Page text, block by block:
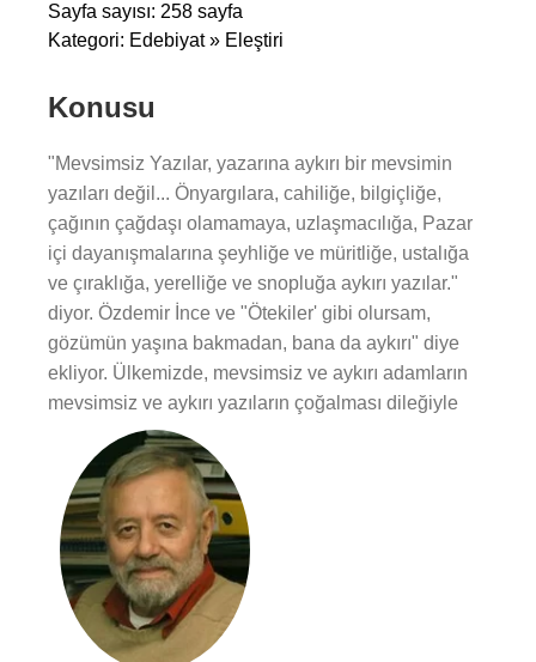
Sayfa sayısı: 258 sayfa
Kategori: Edebiyat » Eleştiri
Konusu
"Mevsimsiz Yazılar, yazarına aykırı bir mevsimin
yazıları değil... Önyargılara, cahiliğe, bilgiçliğe,
çağının çağdaşı olamamaya, uzlaşmacılığa, Pazar
içi dayanışmalarına şeyhliğe ve müritliğe, ustalığa
ve çıraklığa, yerelliğe ve snopluğa aykırı yazılar."
diyor. Özdemir İnce ve "Ötekiler' gibi olursam,
gözümün yaşına bakmadan, bana da aykırı" diye
ekliyor. Ülkemizde, mevsimsiz ve aykırı adamların
mevsimsiz ve aykırı yazıların çoğalması dileğiyle